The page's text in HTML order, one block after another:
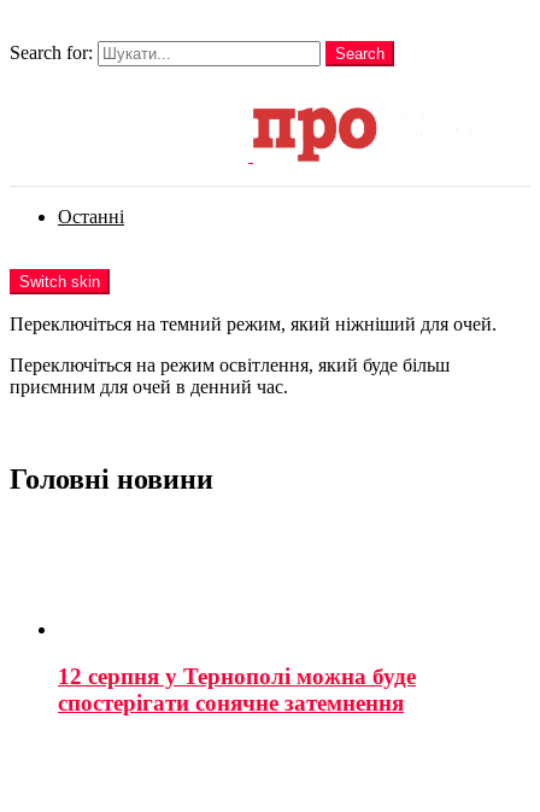
Search for:
Search
Останні
Switch skin
Переключіться на темний режим, який ніжніший для очей.
Переключіться на режим освітлення, який буде більш
приємним для очей в денний час.
Головні новини
12 серпня у Тернополі можна буде
спостерігати сонячне затемнення